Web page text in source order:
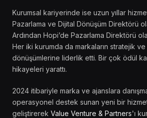
Kurumsal kariyerinde ise uzun yıllar
Pazarlama ve Dijital Dönüşüm Direktörü
Ardından Hopi’de Pazarlama Direktörü
Her iki kurumda da markaların stratejik
dönüşümlerine liderlik etti. Bir çok ödül
hikayeleri yarattı.
2024 itibariyle marka ve ajanslara
operasyonel destek sunan yeni bir
geliştirerek Value Venture & Partners'ı